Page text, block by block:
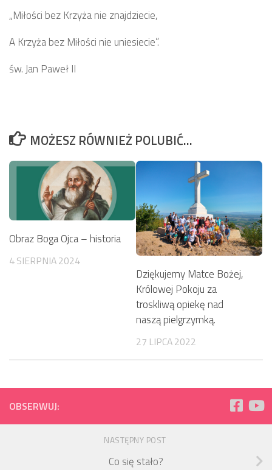
„Miłości bez Krzyża nie znajdziecie,
A Krzyża bez Miłości nie uniesiecie”.
św. Jan Paweł II
MOŻESZ RÓWNIEŻ POLUBIĆ…
Obraz Boga Ojca – historia
4 SIERPNIA 2024
Dziękujemy Matce Bożej,
Królowej Pokoju za
troskliwą opiekę nad
naszą pielgrzymką.
27 LIPCA 2022
OBSERWUJ:
NASTĘPNY POST
Co się stało?